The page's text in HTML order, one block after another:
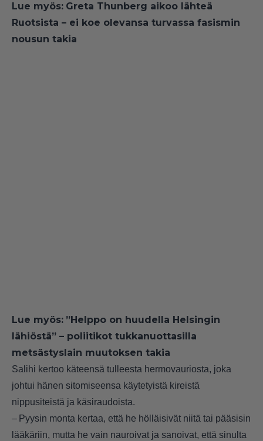
Lue myös: Greta Thunberg aikoo lähteä
Ruotsista – ei koe olevansa turvassa fasismin
nousun takia
Lue myös: ”Helppo on huudella Helsingin
lähiöstä” – poliitikot tukkanuottasilla
metsästyslain muutoksen takia
Salihi kertoo käteensä tulleesta hermovauriosta, joka
johtui hänen sitomiseensa käytetyistä kireistä
nippusiteistä ja käsiraudoista.
– Pyysin monta kertaa, että he hölläisivät niitä tai pääsisin
lääkäriin, mutta he vain nauroivat ja sanoivat, että sinulta